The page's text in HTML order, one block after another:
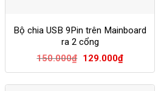
Bộ chia USB 9Pin trên Mainboard
ra 2 cổng
150.000₫ Giá
là:
150.000₫.
129.000₫Giá
hiện
tại
là: